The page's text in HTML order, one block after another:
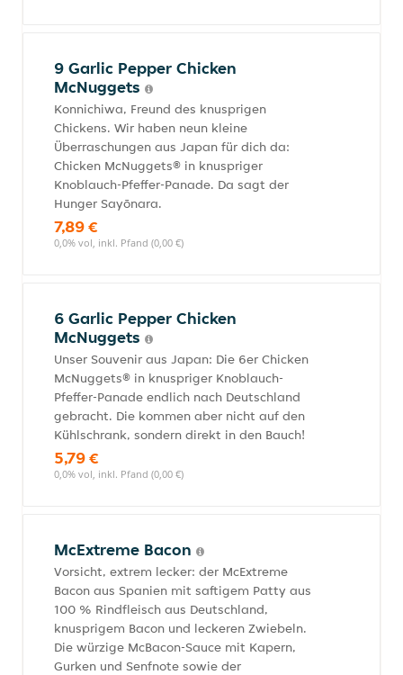
9 Garlic Pepper Chicken
McNuggets
Konnichiwa, Freund des knusprigen
Chickens. Wir haben neun kleine
Überraschungen aus Japan für dich da:
Chicken McNuggets® in knuspriger
Knoblauch-Pfeffer-Panade. Da sagt der
Hunger Sayōnara.
7,89 €
0,0% vol, inkl. Pfand (0,00 €)
6 Garlic Pepper Chicken
McNuggets
Unser Souvenir aus Japan: Die 6er Chicken
McNuggets® in knuspriger Knoblauch-
Pfeffer-Panade endlich nach Deutschland
gebracht. Die kommen aber nicht auf den
Kühlschrank, sondern direkt in den Bauch!
5,79 €
0,0% vol, inkl. Pfand (0,00 €)
McExtreme Bacon
Vorsicht, extrem lecker: der McExtreme
Bacon aus Spanien mit saftigem Patty aus
100 % Rindfleisch aus Deutschland,
knusprigem Bacon und leckeren Zwiebeln.
Die würzige McBacon-Sauce mit Kapern,
Gurken und Senfnote sowie der